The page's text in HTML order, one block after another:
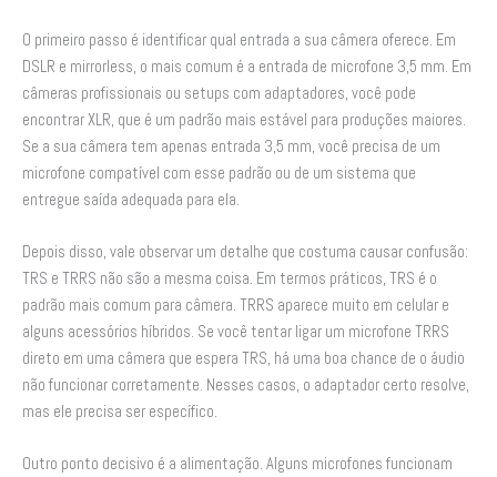
O primeiro passo é identificar qual entrada a sua câmera oferece. Em
DSLR e mirrorless, o mais comum é a entrada de microfone 3,5 mm. Em
câmeras profissionais ou setups com adaptadores, você pode
encontrar XLR, que é um padrão mais estável para produções maiores.
Se a sua câmera tem apenas entrada 3,5 mm, você precisa de um
microfone compatível com esse padrão ou de um sistema que
entregue saída adequada para ela.
Depois disso, vale observar um detalhe que costuma causar confusão:
TRS e TRRS não são a mesma coisa. Em termos práticos, TRS é o
padrão mais comum para câmera. TRRS aparece muito em celular e
alguns acessórios híbridos. Se você tentar ligar um microfone TRRS
direto em uma câmera que espera TRS, há uma boa chance de o áudio
não funcionar corretamente. Nesses casos, o adaptador certo resolve,
mas ele precisa ser específico.
Outro ponto decisivo é a alimentação. Alguns microfones funcionam